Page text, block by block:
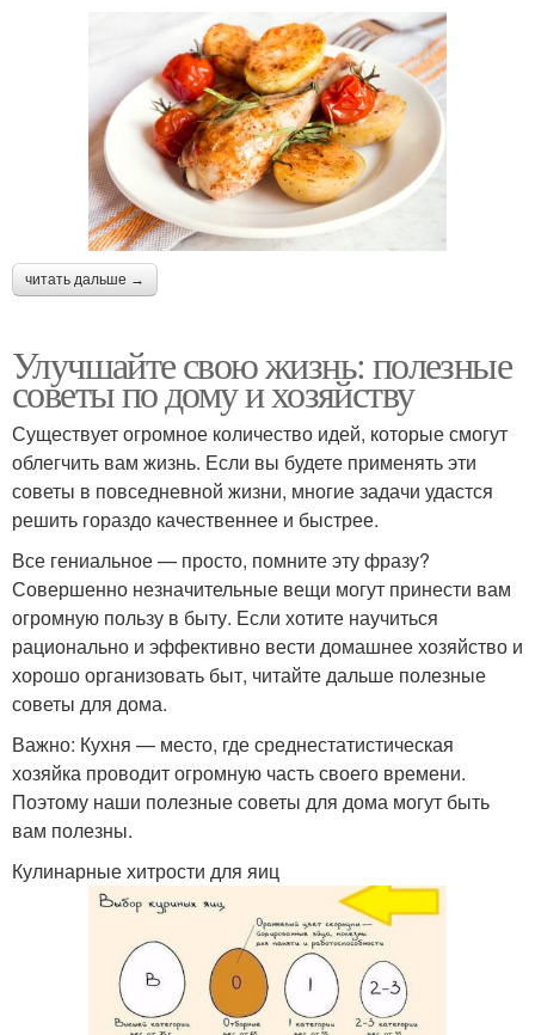
читать дальше →
Улучшайте свою жизнь: полезные
советы по дому и хозяйству
Существует огромное количество идей, которые смогут
облегчить вам жизнь. Если вы будете применять эти
советы в повседневной жизни, многие задачи удастся
решить гораздо качественнее и быстрее.
Все гениальное — просто, помните эту фразу?
Совершенно незначительные вещи могут принести вам
огромную пользу в быту. Если хотите научиться
рационально и эффективно вести домашнее хозяйство и
хорошо организовать быт, читайте дальше полезные
советы для дома.
Важно: Кухня — место, где среднестатистическая
хозяйка проводит огромную часть своего времени.
Поэтому наши полезные советы для дома могут быть
вам полезны.
Кулинарные хитрости для яиц